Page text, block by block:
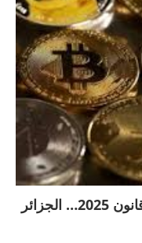
تجديد الحظر: من المادة 117 إلى قانون 2025… الجزائر